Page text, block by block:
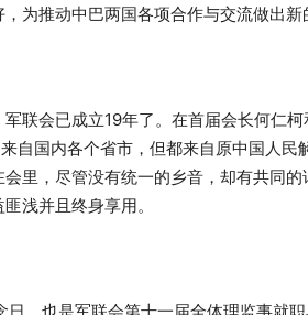
为推动中巴两国各项合作与交流做出新
联会已成立19年了。在首届会长何仁
自国内各个省市，但都来自原中国人
里，尽管没有统一的乡音，却有共同
浅并且终身享用。